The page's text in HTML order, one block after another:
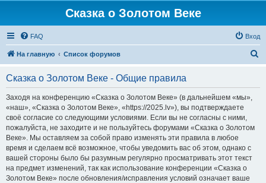
Сказка о Золотом Веке
FAQ Вход
На главную Список форумов
Сказка о Золотом Веке - Общие правила
Заходя на конференцию «Сказка о Золотом Веке» (в дальнейшем «мы»,
«наш», «Сказка о Золотом Веке», «https://2025.lv»), вы подтверждаете
своё согласие со следующими условиями. Если вы не согласны с ними,
пожалуйста, не заходите и не пользуйтесь форумами «Сказка о Золотом
Веке». Мы оставляем за собой право изменять эти правила в любое
время и сделаем всё возможное, чтобы уведомить вас об этом, однако с
вашей стороны было бы разумным регулярно просматривать этот текст
на предмет изменений, так как использование конференции «Сказка о
Золотом Веке» после обновления/исправления условий означает ваше